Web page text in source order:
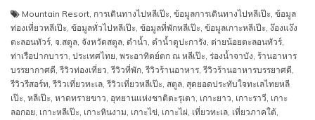
Mountain Resort, การเดินทางไปหลีเป๊ะ, ข้อมูลการเดินทางไปหลีเป๊ะ, ข้อมูล
ท่องเที่ยวหลีเป๊ะ, ข้อมูลทั่วไปหลีเป๊ะ, ข้อมูลที่พักหลีเป๊ะ, ข้อมูลเกาะหลีเป๊ะ, ง๊องแง๊ง
ตะลอนทัวร์, จ.สตูล, จังหวัดสตูล, ดำน้ำ, ดำน้ำดูปะการัง, ต่ายน้อยตะลอนทัวร์,
ท่าเรือปากบารา, ประเทศไทย, พระอาทิตย์ตก ณ หลีเป๊ะ, ร่องน้ำจาบัง, ร้านอาหาร
บรรยากาศดี,รีวิวท่องเที่ยว,รีวิวที่พัก,รีวิวร้านอาหาร,รีวิวร้านอาหารบรรยาศดี,
รีวิวรีสอร์ท,รีวิวเที่ยวทะเล,รีวิวเที่ยวหลีเป๊ะ, สตูล, สุดยอดประทับใจทะเลไทยหลี
เป๊ะ, หลีเป๊ะ, หาดทรายขาว, อุทยานแห่งชาติตะรุเตา, เกาะยาว, เกาะราวี, เกาะ
ลอกอย, เกาะหลีเป๊ะ, เกาะหินงาม, เกาะไข่, เกาะไผ่, เที่ยวทะเล, เที่ยวภาคใต้,